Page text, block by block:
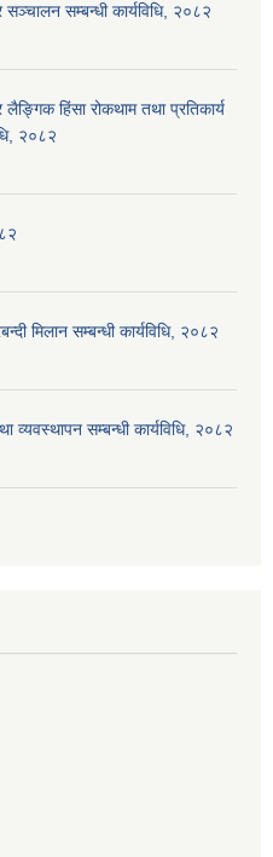
सम्बन्धी कार्यविधि, २०८२
हिंसा रोकथाम तथा प्रतिकार्य
२०८२
मिलान सम्बन्धी कार्यविधि, २०८२
व्यवस्थापन सम्बन्धी कार्यविधि, २०८२